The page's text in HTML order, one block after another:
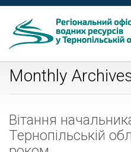
Monthly
Вітання
Тернопільській